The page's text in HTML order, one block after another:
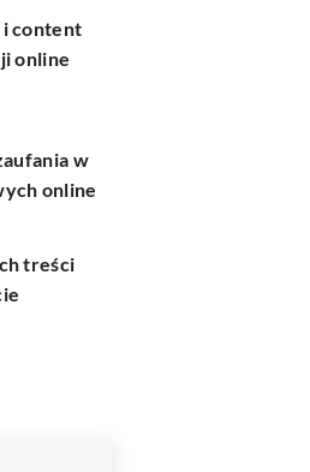
i content
online
w
online
treści